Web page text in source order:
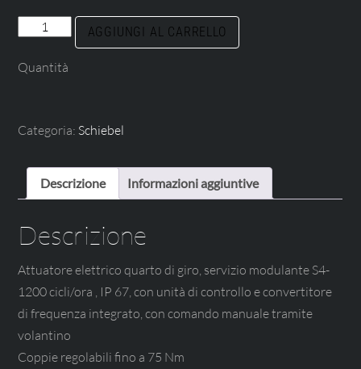
rCM
E210
AGGIUNGI AL CARRELLO
Quantità
Categoria: Schiebel
Descrizione Informazioni aggiuntive
Descrizione
Attuatore elettrico quarto di giro, servizio modulante S4-
1200 cicli/ora , IP 67, con unità di controllo e convertitore
di frequenza integrato, con comando manuale tramite
volantino
Coppie regolabili fino a 75 Nm